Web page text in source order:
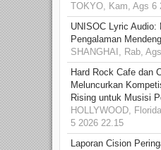
TOKYO, Kam, Ags 6
UNISOC Lyric Audio:
Pengalaman
SHANGHAI, Rab,
Hard Rock Cafe dan
Meluncurkan
Rising untuk Musisi
HOLLYWOOD,
5 2026 22.15
Laporan Cision